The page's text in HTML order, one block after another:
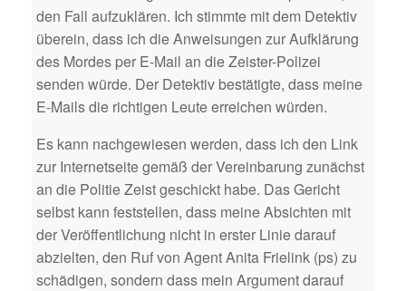
den Fall aufzuklären. Ich stimmte mit dem Detektiv
überein, dass ich die Anweisungen zur Aufklärung
des Mordes per E-Mail an die Zeister-Polizei
senden würde. Der Detektiv bestätigte, dass meine
E-Mails die richtigen Leute erreichen würden.
Es kann nachgewiesen werden, dass ich den Link
zur Internetseite gemäß der Vereinbarung zunächst
an die Politie Zeist geschickt habe. Das Gericht
selbst kann feststellen, dass meine Absichten mit
der Veröffentlichung nicht in erster Linie darauf
abzielten, den Ruf von Agent Anita Frielink (ps) zu
schädigen, sondern dass mein Argument darauf